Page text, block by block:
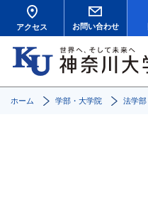
アクセス お問い合わせ
ホーム 学部・大学院 法学部